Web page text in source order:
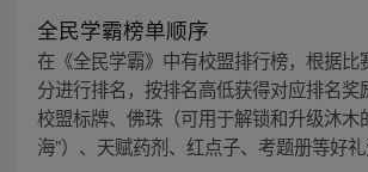
全民学霸榜单顺序
在《全民学霸》中有校盟排行榜，根据比
分进行排名，按排名高低获得对应排名奖
校盟标牌、佛珠（可用于解锁和升级沐木
海”）、天赋药剂、红点子、考题册等好